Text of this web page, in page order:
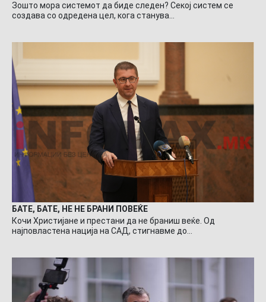
Зошто мора системот да биде следен? Секој систем се
создава со одредена цел, кога станува…
БАТЕ, БАТЕ, НЕ НЕ БРАНИ ПОВЕЌЕ
Кочи Христијане и престани да не браниш веќе. Од
најповластена нација на САД, стигнавме до…